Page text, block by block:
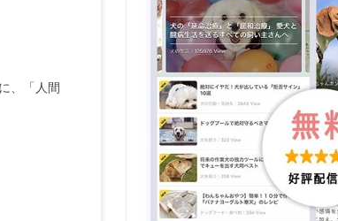
、「人間